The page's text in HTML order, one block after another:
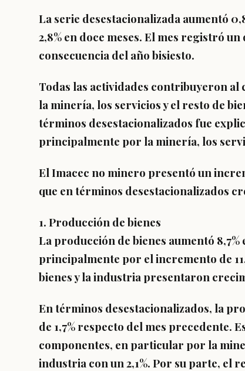
La serie desestacionalizada aumentó
2,8% en doce meses. El mes registró un
consecuencia del año bisiesto.
Todas las actividades contribuyeron al
la minería, los servicios y el resto de
términos desestacionalizados fue
principalmente por la minería, los
El Imacec no minero presentó un
que en términos desestacionalizados
1. Producción de bienes
La producción de bienes aumentó
principalmente por el incremento de
bienes y la industria presentaron
En términos desestacionalizados, la
de 1,7% respecto del mes precedente.
componentes, en particular por la
industria con un 2,1%. Por su parte, el